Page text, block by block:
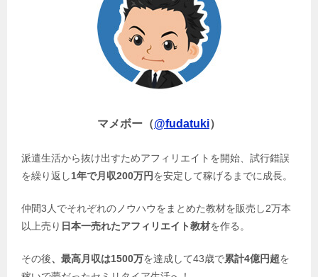
マメボー（@fudatuki）
派遣生活から抜け出すためアフィリエイトを開始、試行錯誤
を繰り返し1年で月収200万円を安定して稼げるまでに成長。
仲間3人でそれぞれのノウハウをまとめた教材を販売し2万本
以上売り 日本一売れたアフィリエイト教材を作る。
その後、最高月収は1500万を達成して43歳で累計4億円超を